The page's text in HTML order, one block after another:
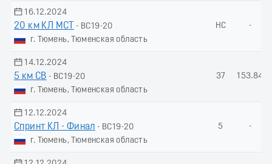
16.12.2024
20 км КЛ МСТ
- ВС19-20
г. Тюмень, Тюменская область
НС -
14.12.2024
5 км СВ - ВС19-20
г. Тюмень, Тюменская область
37 153.84
12.12.2024
Спринт КЛ - Финал - ВС19-20
г. Тюмень, Тюменская область
5 -